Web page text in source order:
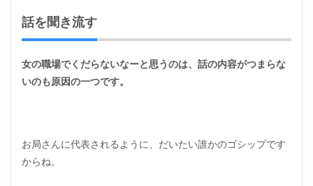
話を聞き流す
女の職場でくだらないなーと思うのは、話の内容がつまらな
いのも原因の一つです。
お局さんに代表されるように、だいたい誰かのゴシップです
からね。